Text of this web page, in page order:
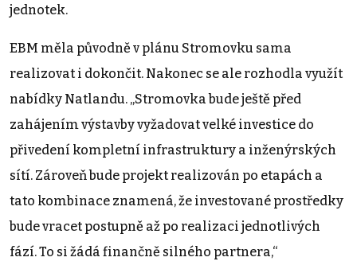
jednotek.
EBM měla původně v plánu Stromovku sama
realizovat i dokončit. Nakonec se ale rozhodla využít
nabídky Natlandu. „Stromovka bude ještě před
zahájením výstavby vyžadovat velké investice do
přivedení kompletní infrastruktury a inženýrských
sítí. Zároveň bude projekt realizován po etapách a
tato kombinace znamená, že investované prostředky
bude vracet postupně až po realizaci jednotlivých
fází. To si žádá finančně silného partnera,“